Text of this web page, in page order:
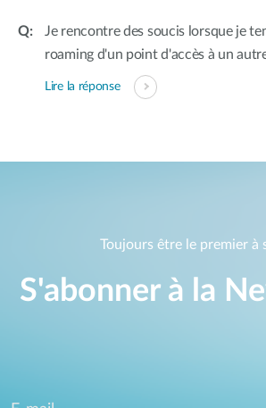
Je rencontre des soucis lorsque je
roaming d'un point d'accès à un
Lire la réponse
Toujours être le premier à
S'abonner à la